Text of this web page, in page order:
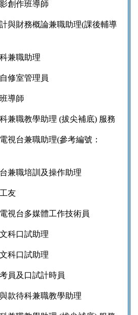
創作班導師
與財務概論兼職助理(課後輔導
兼職助理
修室管理員
導師
兼職教學助理 (拔尖補底) 服務
視台兼職助理(參考編號：
兼職培訓及操作助理
友
視台多媒體工作技術員
科口試助理
科口試助理
員及口試計時員
款待科兼職教學助理